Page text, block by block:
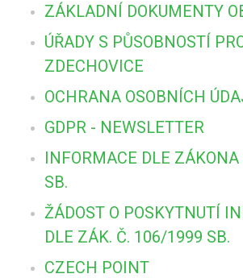
ZÁKLADNÍ DOKUMENTY
ÚŘADY S PŮSOBNOSTÍ
ZDECHOVICE
OCHRANA OSOBNÍCH
GDPR - NEWSLETTER
INFORMACE DLE
SB.
ŽÁDOST O POSKYTNUTÍ
DLE ZÁK. Č. 106/1999 SB.
CZECH POINT